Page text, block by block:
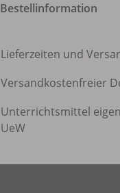
Bestellinformation
Lieferzeiten und
Versandkostenfreier
Unterrichtsmittel
UeW